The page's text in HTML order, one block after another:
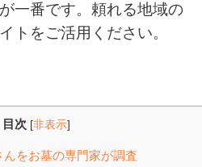
一番です。頼れる地域の
トをご活用ください。
目次 [非表示]
をお墓の専門家が調査